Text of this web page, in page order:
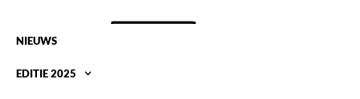
NIEUWS
EDITIE 2025